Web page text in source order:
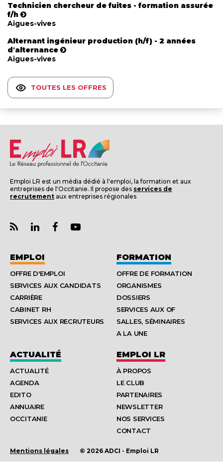
Technicien chercheur de fuites - formation assurée
f/h
Aigues-vives
Alternant ingénieur production (h/f) - 2 années
d'alternance
Aigues-vives
TOUTES LES OFFRES
Emploi LR est un média dédié à l'emploi, la formation et aux
entreprises de l'Occitanie. Il propose des services de
recrutement aux entreprises régionales
EMPLOI
OFFRE D'EMPLOI
SERVICES AUX CANDIDATS
CARRIÈRE
CABINET RH
SERVICES AUX RECRUTEURS
FORMATION
OFFRE DE FORMATION
ORGANISMES
DOSSIERS
SERVICES AUX OF
SALLES, SÉMINAIRES
A LA UNE
ACTUALITÉ
ACTUALITÉ
AGENDA
EDITO
ANNUAIRE
OCCITANIE
EMPLOI LR
À PROPOS
LE CLUB
PARTENAIRES
NEWSLETTER
NOS SERVICES
CONTACT
Mentions légales © 2026 ADCI - Emploi LR